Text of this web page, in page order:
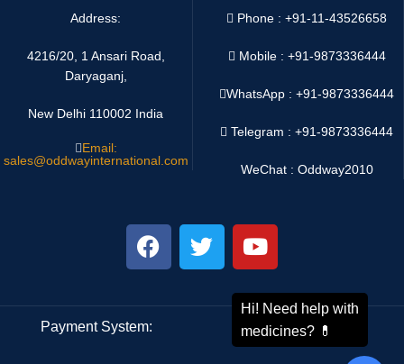
Address:
4216/20, 1 Ansari Road,
Daryaganj,
New Delhi 110002 India
Email:
sales@oddwayinternational.com
Phone : +91-11-43526658
Mobile : +91-9873336444
WhatsApp :+91-9873336444
Telegram : +91-9873336444
WeChat : Oddway2010
Payment System: Shipping System: